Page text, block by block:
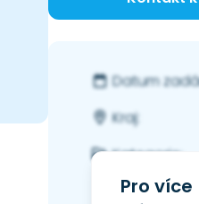
Datum
Kraj:
Kategorie:
Pro více